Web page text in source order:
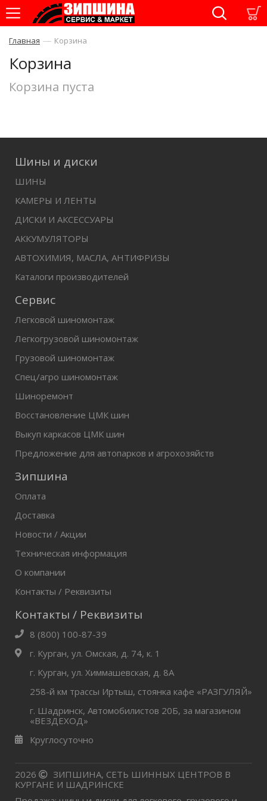
Главная — Корзина
Корзина
Корзина пуста
Шины и диски
ШИНЫ
КАМЕРЫ И ЛЕНТЫ
ДИСКИ И АКСЕССУАРЫ
АККУМУЛЯТОРЫ
АВТОХИМИЯ, МАСЛА, АНТИФРИЗЫ
Каталоги производителей
Сервис
Легковой шиномонтаж
Легкогрузовой шиномонтаж
Грузовой шиномонтаж
Спец/агро шиномонтаж
Шиноремонт
Восстановление ЦМК шин
Выкуп каркасов ЦМК шин
Предложение для автопарков и агрохозяйств
Зипшина
Оплата
Доставка
Новости / Акции
Техническая информация
О компании
Контакты / Реквизиты
Контакты / Реквизиты
8 (800) 100-87-39
г. Курган, ул. Омская, д. 74, к. 1
г. Курган, ул. Химмашевская, д. 8А
258-й км трассы Иртыш, стоянка кафе «РАЗГУЛЯЙ»
г. Шадринск, Автомобилистов 20Б, за магазином
«ВЕЗДЕХОД»
Круглосуточно
2026
ЗИПШИНА, СЕТЬ ШИННЫХ ЦЕНТРОВ В
КУРГАНЕ И ШАДРИНСКЕ